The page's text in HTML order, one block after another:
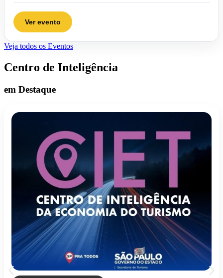
Ver evento
Veja todos os Eventos
Centro de Inteligência
em Destaque